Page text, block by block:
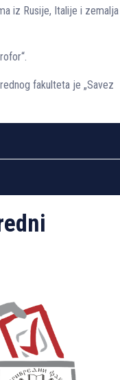
iz Rusije, Italije i zemalja
fakulteta je „Savez